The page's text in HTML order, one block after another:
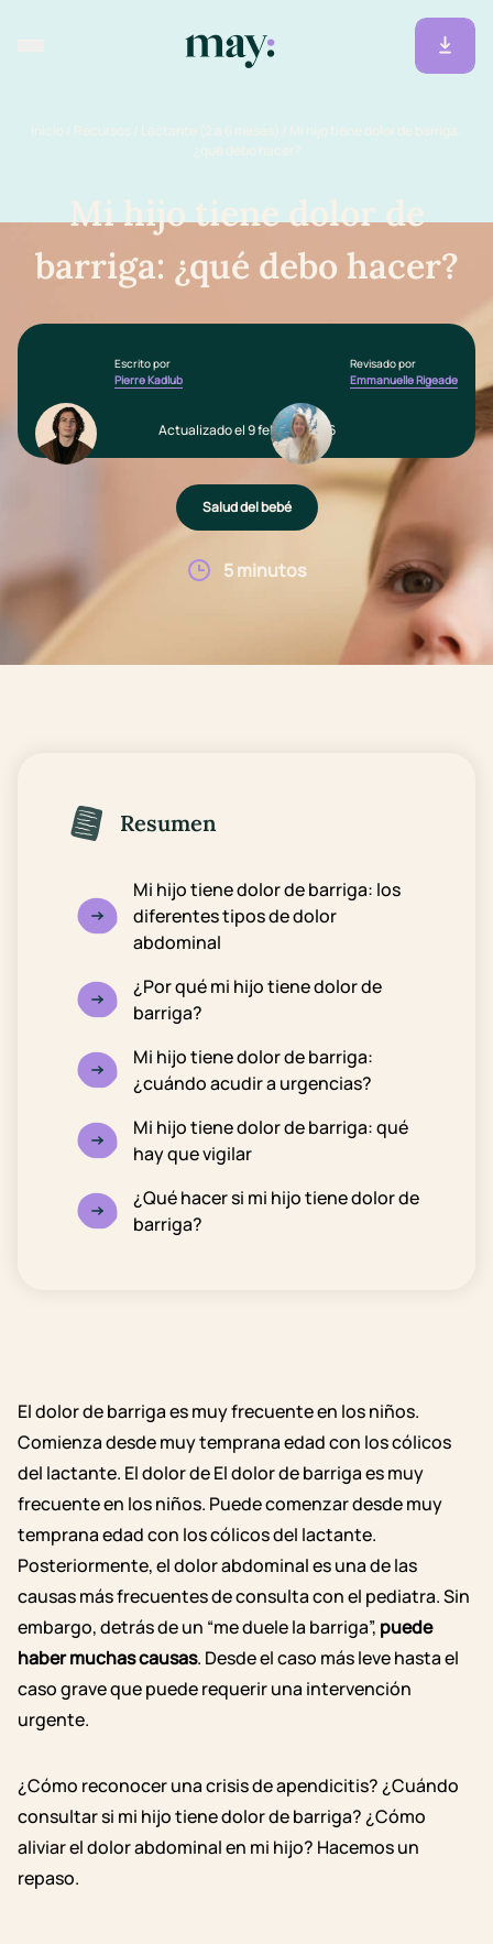
Inicio / Recursos / Lactante (2 a 6 meses) / Mi hijo tiene dolor de barriga:
¿qué debo hacer?
Mi hijo tiene dolor de
barriga: ¿qué debo hacer?
Escrito por
Pierre Kadlub
Revisado por
Emmanuelle Rigeade
Actualizado el 9 febrero 2026
Salud del bebé
5 minutos
Resumen
Mi hijo tiene dolor de barriga: los
diferentes tipos de dolor
abdominal
¿Por qué mi hijo tiene dolor de
barriga?
Mi hijo tiene dolor de barriga:
¿cuándo acudir a urgencias?
Mi hijo tiene dolor de barriga: qué
hay que vigilar
¿Qué hacer si mi hijo tiene dolor de
barriga?
El dolor de barriga es muy frecuente en los niños.
Comienza desde muy temprana edad con los cólicos
del lactante. El dolor deEl dolor de barriga es muy
frecuente en los niños. Puede comenzardesde muy
temprana edad con loscólicos del lactante.
Posteriormente, el dolor abdominal es una de las
causas más frecuentes de consulta con el pediatra. Sin
embargo, detrás de un “me duele la barriga”, puede
haber muchas causas. Desde el caso más leve hasta el
caso grave que puede requerir una intervención
urgente.
¿Cómo reconocer una crisis de apendicitis? ¿Cuándo
consultar si mi hijo tiene dolor de barriga? ¿Cómo
aliviar el dolor abdominal en mi hijo? Hacemos un
repaso.